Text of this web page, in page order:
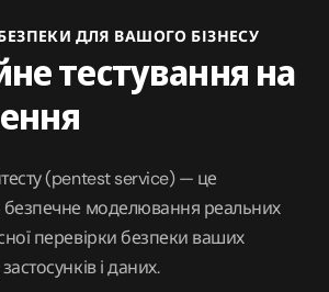
ДЛЯ ВАШОГО БІЗНЕСУ
тестування на
(pentest service) — це
безпечне моделювання реальних
перевірки безпеки ваших
і даних.